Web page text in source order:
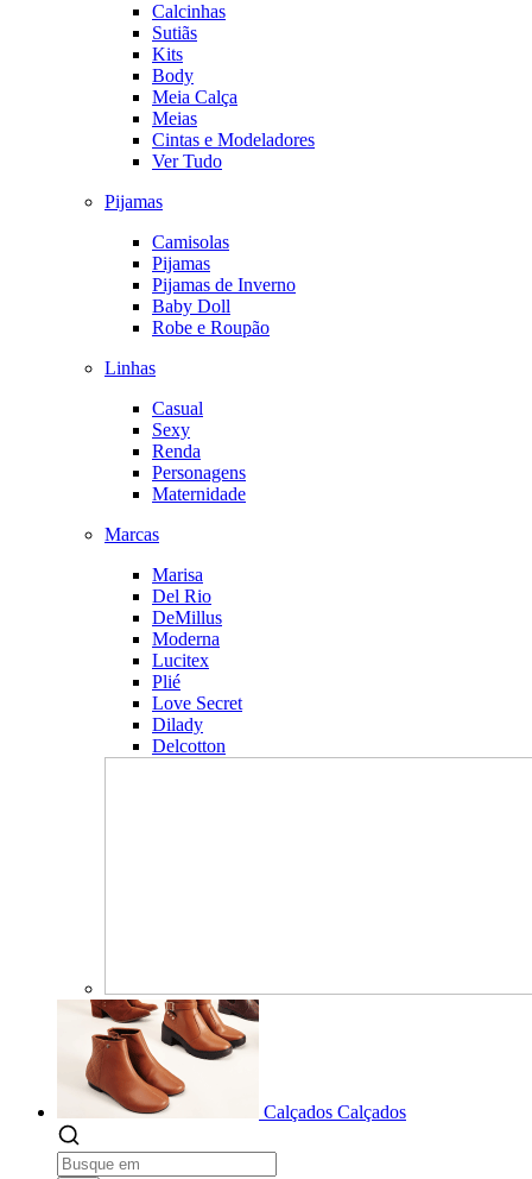
Calcinhas
Sutiãs
Kits
Body
Meia Calça
Meias
Cintas e Modeladores
Ver Tudo
Pijamas
Camisolas
Pijamas
Pijamas de Inverno
Baby Doll
Robe e Roupão
Linhas
Casual
Sexy
Renda
Personagens
Maternidade
Marcas
Marisa
Del Rio
DeMillus
Moderna
Lucitex
Plié
Love Secret
Dilady
Delcotton
Calçados Calçados